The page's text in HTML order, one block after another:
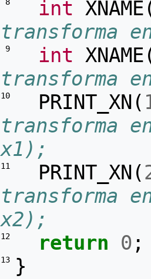
8 int XNAME
transforma
9 int XNAME
transforma
10 PRINT_XN (
transforma
x1);
11 PRINT_XN (
transforma
x2);
12 return 0 ;
13 }